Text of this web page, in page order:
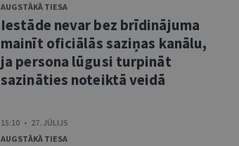
AUGSTĀKĀ TIESA
Iestāde nevar bez brīdinājuma
mainīt oficiālās saziņas kanālu,
ja persona lūgusi turpināt
sazināties noteiktā veidā
15:10 • 27. JŪLIJS
AUGSTĀKĀ TIESA